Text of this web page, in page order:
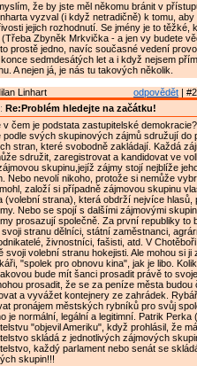
že by jste měl někomu bránit v
vyzval (i když netradičně) k tomu, aby
jejich rozhodnutí. Se jmény je to těžké,
Zbyněk Mrkvička - a jen vy budete
prostě jedno, navíc současné vedení
sedmdesátých let a i když nejsem
A nejen já, je nás tu takových několik.
odpovědět |
Linhart
Re:Problém hledejte na začátku!
v čem je podstata zastupitelské
podle svých skupinových zájmů sdružují do
stran, které svobodně zakládají. Každá
sdružit, zaregistrovat a kandidovat ve
skupinu,jejíž zájmy stojí nejblíže
Nebo nevolí nikoho, protože si nemůže
založí si případně zájmovou skupinu
(volební strana), která obdrží nejvíce hlasů,
Nebo se spojí s dalšími zájmovými
prosazují společně. Za první republiky to
svoji stranu dělníci, státní zaměstnanci,
živnostníci, fašisti, atd. V
svoji volební stranu hokejisti. Ale mohou si ji
"spolek pro obnovu kina", jak je libo.
bude mít šanci prosadit právě to
prosadit, že se za peníze města budou
a vyvážet kontejnery ze zahrádek.
pronájem městských rybníků pro svůj
je normální, legální a legitimní. Patrik Perka
"objevil Ameriku", když prohlásil, že
skládá z jednotlivých zájmových
každý parlament nebo senát se
skupin!!!